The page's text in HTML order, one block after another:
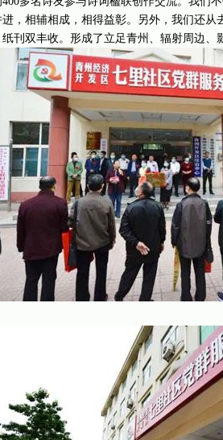
，相辅相成，相得益彰。另外，我们还从
刊双丰收。形成了立足青州、辐射周边、